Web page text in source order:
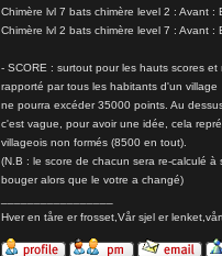
Chimère lvl 7 bats chimère level 2 : Avant
Chimère lvl 2 bats chimère level 7 : Avant
- SCORE : surtout pour les hauts scores
rapporté par tous les habitants d'un village
ne pourra excéder 35000 points. Au
c'est vague, pour avoir une idée, cela
villageois non formés (8500 en tout).
(N.B : le score de chacun sera re-calculé
bouger alors que le votre a changé)
Hver en tåre er frosset,Vår sjel er